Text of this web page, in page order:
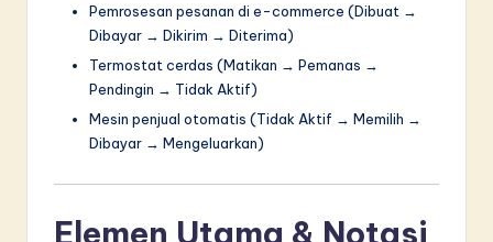
Pemrosesan pesanan di e-commerce (Dibuat →
Dibayar → Dikirim → Diterima)
Termostat cerdas (Matikan → Pemanas →
Pendingin → Tidak Aktif)
Mesin penjual otomatis (Tidak Aktif → Memilih →
Dibayar → Mengeluarkan)